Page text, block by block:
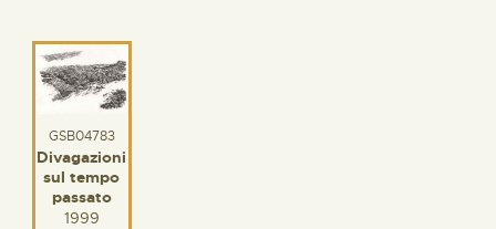
GSB04783
Divagazioni
sul tempo
passato
1999